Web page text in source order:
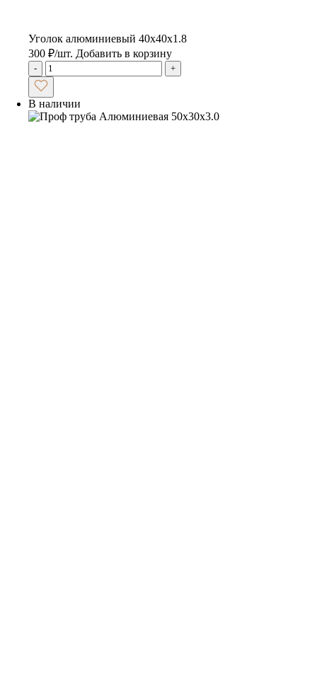
Уголок алюминиевый 40х40х1.8
300 ₽/шт. Добавить в корзину
- +
В наличии